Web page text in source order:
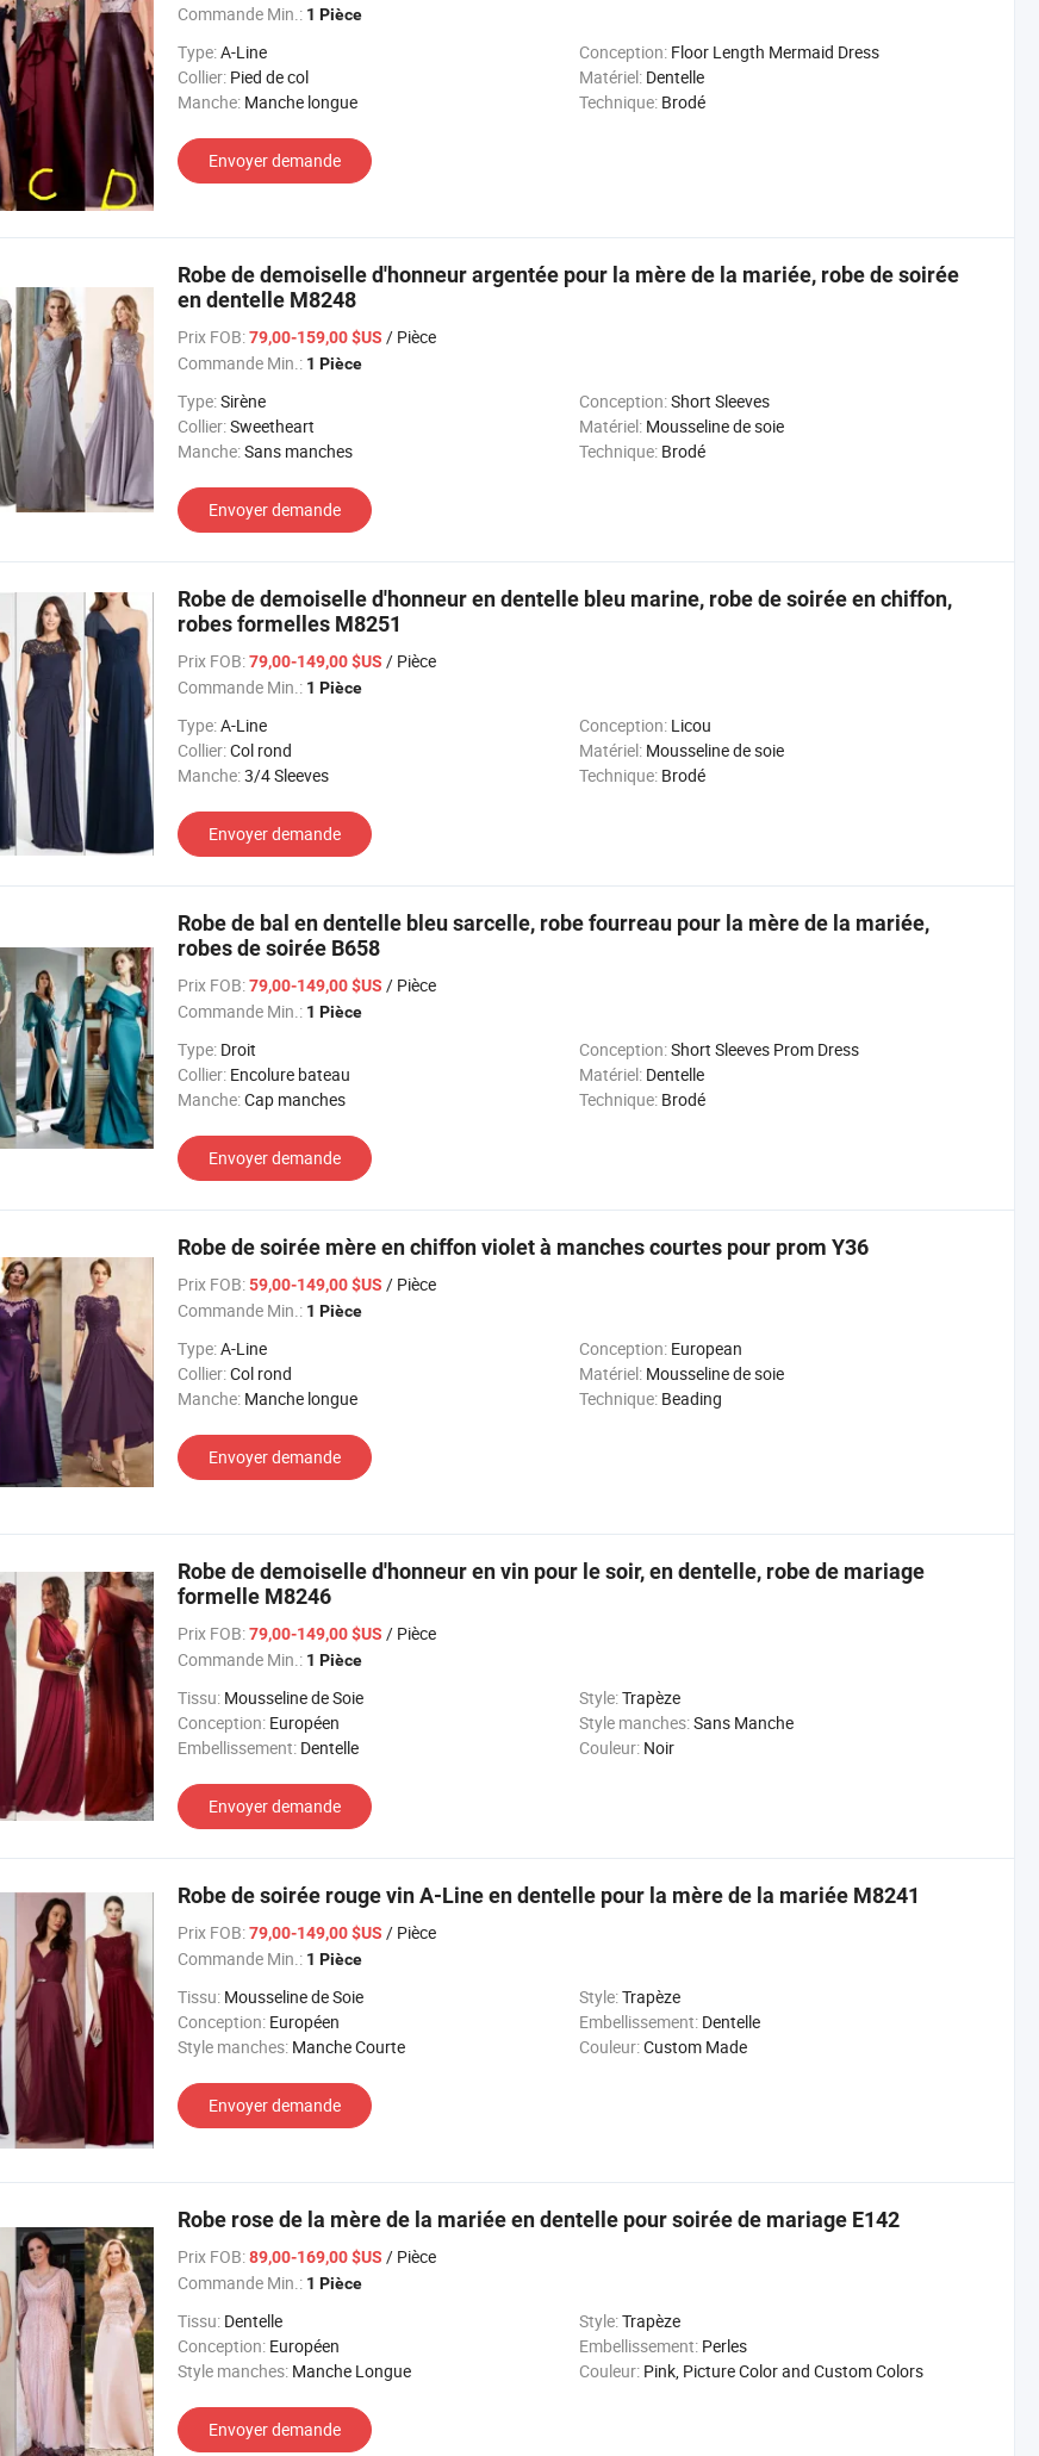
Commande Min.: 1 Pièce
Type:A-Line Conception: Floor Length Mermaid Dress
Collier: Pied de col Matériel: Dentelle
Manche: Manche longue Technique: Brodé
Envoyer demande
Robe de demoiselle d'honneur argentée pour la mère de la mariée, robe de soirée
en dentelle M8248
Prix FOB:79,00-159,00 $US / Pièce
Commande Min.: 1 Pièce
Type:Sirène Conception:Short Sleeves
Collier:Sweetheart Matériel: Mousseline de soie
Manche:Sans manches Technique: Brodé
Envoyer demande
Robe de demoiselle d'honneur en dentelle bleu marine, robe de soirée en chiffon,
robes formelles M8251
Prix FOB:79,00-149,00 $US / Pièce
Commande Min.: 1 Pièce
Type:A-Line Conception: Licou
Collier:Col rond Matériel: Mousseline de soie
Manche:3/4 Sleeves Technique: Brodé
Envoyer demande
Robe de bal en dentelle bleu sarcelle, robe fourreau pour la mère de la mariée,
robes de soirée B658
Prix FOB:79,00-149,00 $US / Pièce
Commande Min.: 1 Pièce
Type: Droit Conception:Short Sleeves Prom Dress
Collier: Encolure bateau Matériel: Dentelle
Manche:Cap manches Technique: Brodé
Envoyer demande
Robe de soirée mère en chiffon violet à manches courtes pour prom Y36
Prix FOB:59,00-149,00 $US / Pièce
Commande Min.: 1 Pièce
Type:A-Line Conception: European
Collier:Col rond Matériel: Mousseline de soie
Manche: Manche longue Technique: Beading
Envoyer demande
Robe de demoiselle d'honneur en vin pour le soir, en dentelle, robe de mariage
formelle M8246
Prix FOB:79,00-149,00 $US / Pièce
Commande Min.: 1 Pièce
Tissu: Mousseline de Soie Style:Trapèze
Conception: Européen Style manches:Sans Manche
Embellissement: Dentelle Couleur: Noir
Envoyer demande
Robe de soirée rouge vin A-Line en dentelle pour la mère de la mariée M8241
Prix FOB:79,00-149,00 $US / Pièce
Commande Min.: 1 Pièce
Tissu: Mousseline de Soie Style:Trapèze
Conception: Européen Embellissement: Dentelle
Style manches: Manche Courte Couleur:Custom Made
Envoyer demande
Robe rose de la mère de la mariée en dentelle pour soirée de mariage E142
Prix FOB:89,00-169,00 $US / Pièce
Commande Min.: 1 Pièce
Tissu: Dentelle Style:Trapèze
Conception: Européen Embellissement: Perles
Style manches: Manche Longue Couleur: Pink, Picture Color and Custom Colors
Envoyer demande